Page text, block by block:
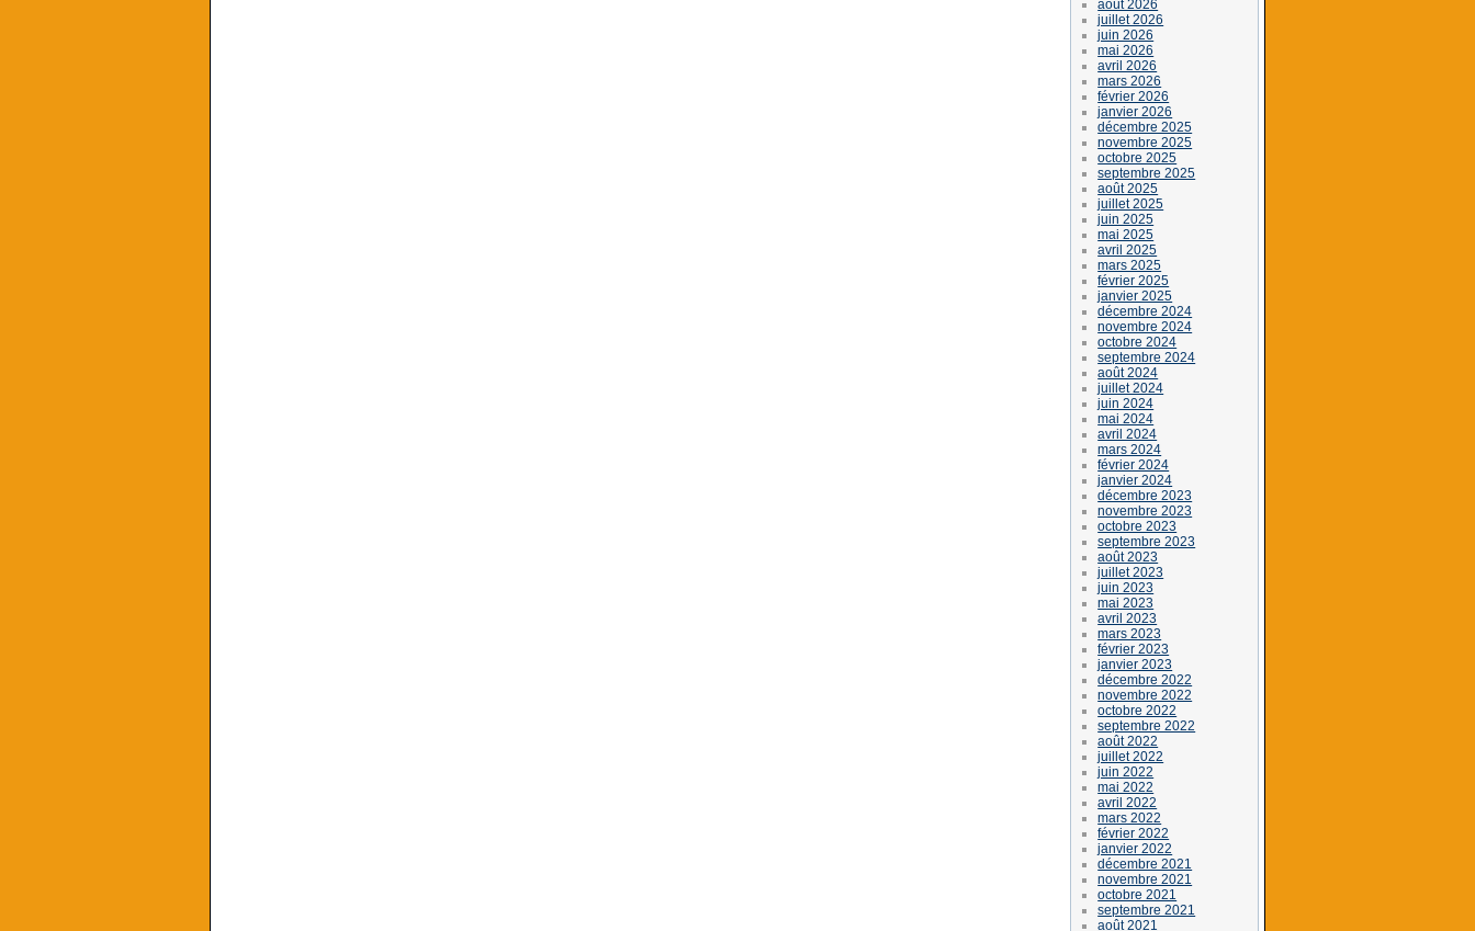
août 2026
juillet 2026
juin 2026
mai 2026
avril 2026
mars 2026
février 2026
janvier 2026
décembre 2025
novembre 2025
octobre 2025
septembre 2025
août 2025
juillet 2025
juin 2025
mai 2025
avril 2025
mars 2025
février 2025
janvier 2025
décembre 2024
novembre 2024
octobre 2024
septembre 2024
août 2024
juillet 2024
juin 2024
mai 2024
avril 2024
mars 2024
février 2024
janvier 2024
décembre 2023
novembre 2023
octobre 2023
septembre 2023
août 2023
juillet 2023
juin 2023
mai 2023
avril 2023
mars 2023
février 2023
janvier 2023
décembre 2022
novembre 2022
octobre 2022
septembre 2022
août 2022
juillet 2022
juin 2022
mai 2022
avril 2022
mars 2022
février 2022
janvier 2022
décembre 2021
novembre 2021
octobre 2021
septembre 2021
août 2021